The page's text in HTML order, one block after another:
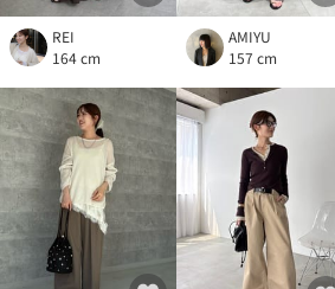
REI
164 cm
AMIYU
157 cm